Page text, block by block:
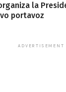
la
portavoz
ADVERTISEMENT